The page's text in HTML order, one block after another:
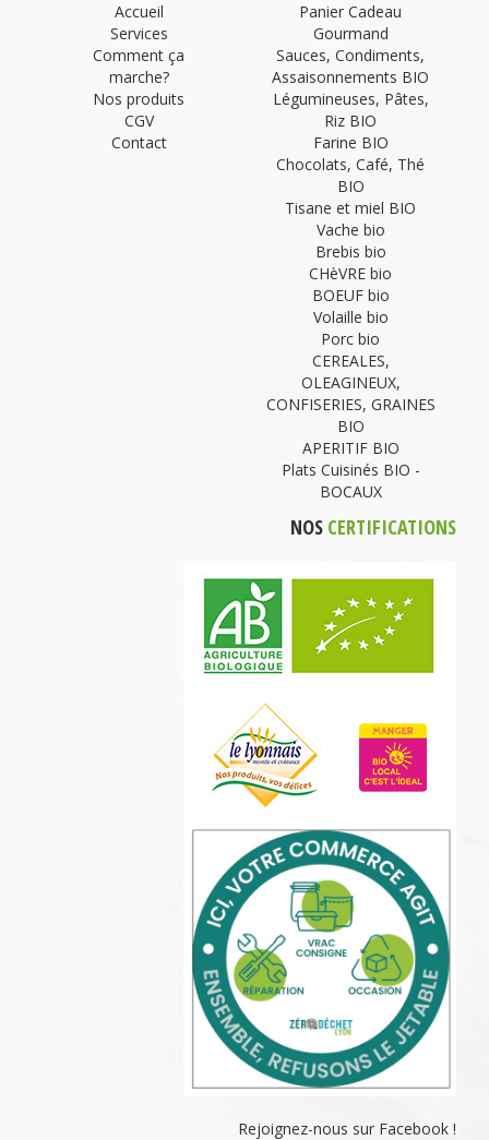
Accueil
Services
Comment ça
marche?
Nos produits
CGV
Contact
Panier Cadeau
Gourmand
Sauces, Condiments,
Assaisonnements BIO
Légumineuses, Pâtes,
Riz BIO
Farine BIO
Chocolats, Café, Thé
BIO
Tisane et miel BIO
Vache bio
Brebis bio
CHèVRE bio
BOEUF bio
Volaille bio
Porc bio
CEREALES,
OLEAGINEUX,
CONFISERIES, GRAINES
BIO
APERITIF BIO
Plats Cuisinés BIO -
BOCAUX
NOS CERTIFICATIONS
Rejoignez-nous sur Facebook !